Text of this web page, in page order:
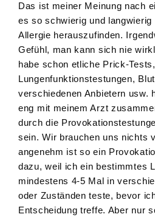
Das ist meiner Meinung nach
es so schwierig und
Allergie herauszufinden.
Gefühl, man kann sich nie
habe schon etliche Prick-
Lungenfunktionstestungen,
verschiedenen Anbietern usw.
eng mit meinem Arzt
durch die
sein. Wir brauchen uns nichts
angenehm ist so ein
dazu, weil ich ein bestimmtes
mindestens 4-5 Mal in
oder Zuständen teste, bevor
Entscheidung treffe. Aber nur